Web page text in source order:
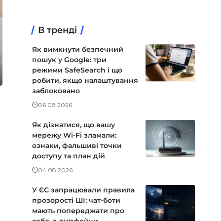
В тренді
Як вимкнути безпечний
пошук у Google: три
режими SafeSearch і що
робити, якщо налаштування
заблоковано
06.08.2026
Як дізнатися, що вашу
мережу Wi-Fi зламали:
ознаки, фальшиві точки
доступу та план дій
04.08.2026
У ЄС запрацювали правила
прозорості ШІ: чат-боти
мають попереджати про